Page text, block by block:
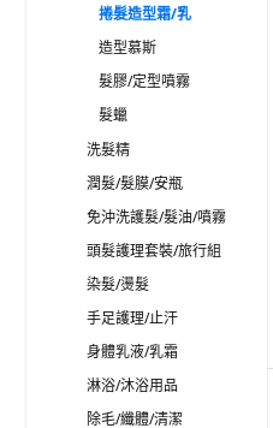
捲髮造型霜/乳
造型慕斯
髮膠/定型噴霧
髮蠟
洗髮精
潤髮/髮膜/安瓶
免沖洗護髮/髮油/噴霧
頭髮護理套裝/旅行組
染髮/燙髮
手足護理/止汗
身體乳液/乳霜
淋浴/沐浴用品
除毛/纖體/清潔